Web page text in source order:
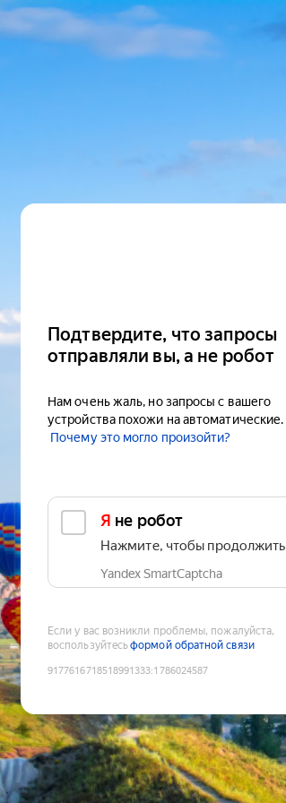
Подтвердите, что запросы
отправляли вы, а не робот
Нам очень жаль, но запросы с вашего
устройства похожи на автоматические.
Почему это могло произойти?
Я не робот
Нажмите, чтобы продолжить
Yandex SmartCaptcha
Если у вас возникли проблемы, пожалуйста,
воспользуйтесьформой обратной связи
9177616718518991333:1786024587